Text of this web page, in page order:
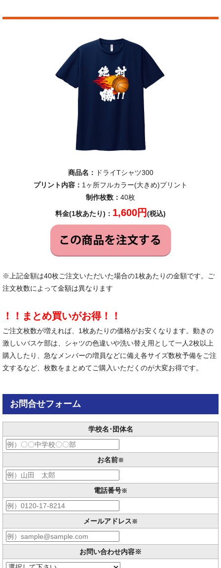
商品名：
ドライTシャツ300
プリント内容： 1ヶ所フルカラー(大きめ)プリント
制作枚数： 40枚
料金(1枚あたり)： 1,600円(税込)
※上記金額は40枚ご注文いただいた場合の1枚あたりの金額です。ご
注文枚数によって金額は異なります
！！まとめ買いがお得！！
ご注文枚数が増えれば、1枚あたりの価格がお安くなります。動きの
激しいバスケ部は、シャツの色違いや洗い替え用として一人2枚以上
購入したり、急なメンバーの増員などに備え各サイズ数枚予備をご注
文するなど、枚数をまとめてご購入いただくのが大変お得です。
お問合せフォーム
学校名･団体名
お名前※
電話番号※
メールアドレス※
お問い合わせ内容※